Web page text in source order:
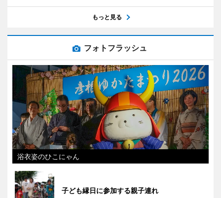
もっと見る
フォトフラッシュ
浴衣姿のひこにゃん
子ども縁日に参加する親子連れ